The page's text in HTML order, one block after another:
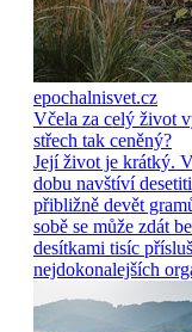
epochalnisvet.cz
Včela za celý život
střech tak ceněný?
Její život je krátký.
dobu navštíví
přibližně devět
sobě se může zdát
desítkami tisíc
nejdokonalejších